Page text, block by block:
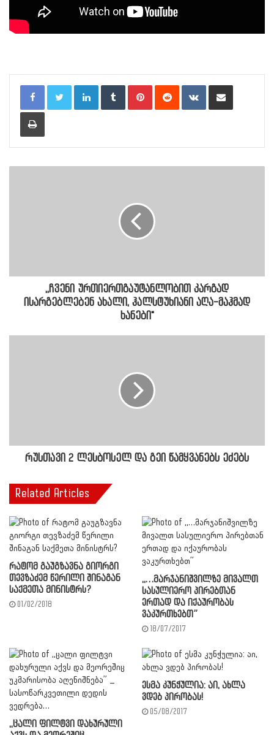
LinkedInTumblr PinterestReddit VKontakteShare via Email
Print
,,ჩვენი ურთიერთგაუტანლობით კარგად
ისარგებლებენ ახალი, ჰალსტუხიანი აღა-მაჰმად
ხანები"
რუსთავი 2 ლესბოსელ და გეი წამყვანებს ეძებს
Related Articles
რატომ გაუგზავნა გიორგი
თევზაძემ წერილი შინაგან
საქმეთა მინისტრს?
01/02/2018
,,…მარჯანიშვილზე მივალთ
სასულიერო პირებთან
ერთად და იქაურობას
ვაკურთხებთ”
18/07/2017
,,ცალი ფილტვი დახურული
ესმა კუნჭულია: აი, ახლა
ვდებ პირობას!
05/08/2017